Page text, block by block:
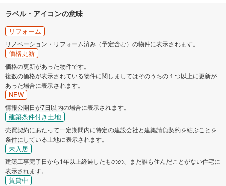
ラベル・アイコンの意味
リフォーム
リノベーション・リフォーム済み（予定含む）の物件に表示されます。
価格更新
価格の更新があった物件です。
複数の価格が表示されている物件に関しましてはそのうちの１つ以上に更新が
あった場合に表示されます。
NEW
情報公開日が7日以内の場合に表示されます。
建築条件付き土地
売買契約にあたって一定期間内に特定の建設会社と建築請負契約を結ぶことを
条件にしている土地に表示されます。
未入居
建築工事完了日から1年以上経過したものの、まだ誰も住んだことがない住宅に
表示されます。
賃貸中